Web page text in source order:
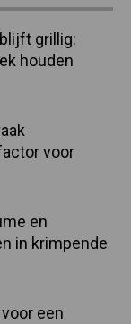
grillig:
houden
voor
en
in krimpende
een